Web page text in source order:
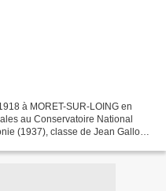
à MORET-SUR-LOING en
au Conservatoire National
(1937), classe de Jean Gallon ;